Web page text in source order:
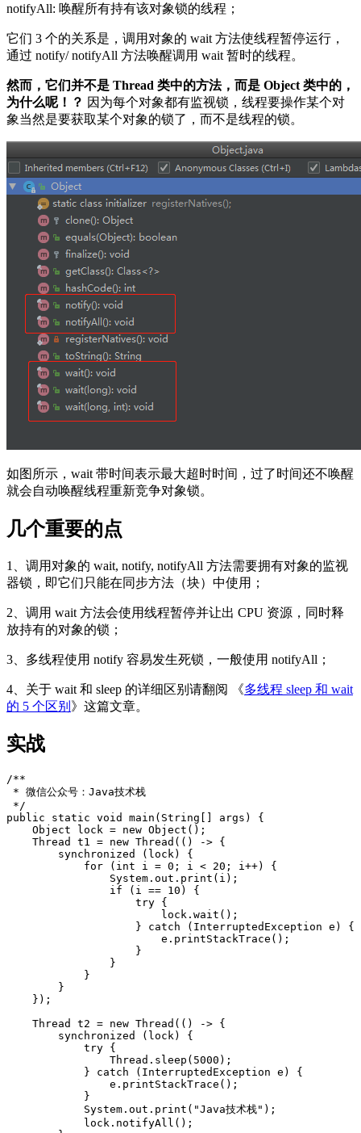
notifyAll: 唤醒所有持有该对象锁的线程；
它们 3 个的关系是，调用对象的 wait 方法使线程暂停运行，
通过 notify/ notifyAll 方法唤醒调用 wait 暂时的线程。
然而，它们并不是 Thread 类中的方法，而是 Object 类中的，
为什么呢！？ 因为每个对象都有监视锁，线程要操作某个对
象当然是要获取某个对象的锁了，而不是线程的锁。
如图所示，wait 带时间表示最大超时时间，过了时间还不唤醒
就会自动唤醒线程重新竞争对象锁。
几个重要的点
1、调用对象的 wait, notify, notifyAll 方法需要拥有对象的监视
器锁，即它们只能在同步方法（块）中使用；
2、调用 wait 方法会使用线程暂停并让出 CPU 资源，同时释
放持有的对象的锁；
3、多线程使用 notify 容易发生死锁，一般使用 notifyAll；
4、关于 wait 和 sleep 的详细区别请翻阅 《多线程 sleep 和 wait
的 5 个区别 》这篇文章。
实战
/**
* 微信公众号：Java技术栈
*/
public
static void main ( String args )
{
Object
lock = new Object ();
Thread
t1 = new Thread (() -> {
synchronized
( lock)
{
for
( int i = 0 ; i < 20 ; i++)
{
System . out . print ( i );
if
( i == 10 )
{
try {
lock . wait ();
}
catch ( InterruptedException e )
{
e . printStackTrace ();
}
}
}
}
});
Thread
t2 = new Thread (() -> {
synchronized
( lock)
{
try {
Thread . sleep ( 5000 );
}
catch ( InterruptedException e )
{
e . printStackTrace ();
}
System . out . print ( "Java技术栈" );
lock . notifyAll ();